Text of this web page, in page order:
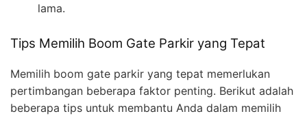
lama.
Tips Memilih Boom Gate Parkir yang Tepat
Memilih boom gate parkir yang tepat memerlukan
pertimbangan beberapa faktor penting. Berikut adalah
beberapa tips untuk membantu Anda dalam memilih